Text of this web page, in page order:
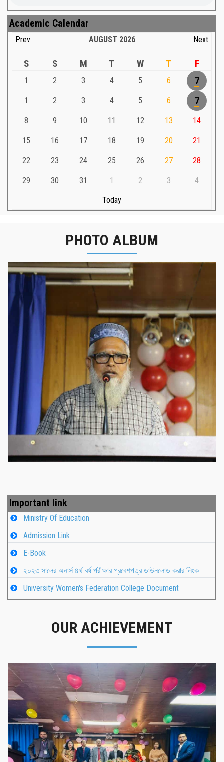
Academic Calendar
Prev AUGUST 2026 Next
S S M T W T F
1 2 3 4 5 6 7
1 2 3 4 5 6 7
8 9 10 11 12 13 14
15 16 17 18 19 20 21
22 23 24 25 26 27 28
29 30 31 1 2 3 4
Today
PHOTO ALBUM
নবীনবরণ - ২০২৫
Important link
Ministry Of Education
Admission Link
E-Book
২০২৩ সালের অনার্স ৪র্থ বর্ষ পরীক্ষার প্রবেশপত্র ডাউনলোড করার লিংক
University Women's Federation College Document
OUR ACHIEVEMENT